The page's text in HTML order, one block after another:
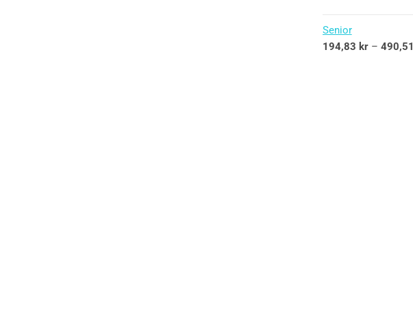
Senior
194,83 kr– 490,51